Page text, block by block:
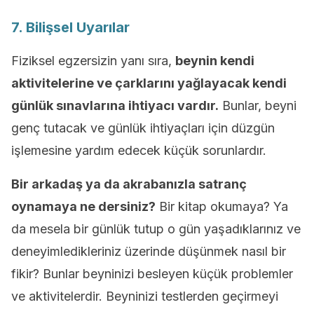
7. Bilişsel Uyarılar
Fiziksel egzersizin yanı sıra, beynin kendi
aktivitelerine ve çarklarını yağlayacak kendi
günlük sınavlarına ihtiyacı vardır. Bunlar, beyni
genç tutacak ve günlük ihtiyaçları için düzgün
işlemesine yardım edecek küçük sorunlardır.
Bir arkadaş ya da akrabanızla satranç
oynamaya ne dersiniz? Bir kitap okumaya? Ya
da mesela bir günlük tutup o gün yaşadıklarınız ve
deneyimledikleriniz üzerinde düşünmek nasıl bir
fikir? Bunlar beyninizi besleyen küçük problemler
ve aktivitelerdir. Beyninizi testlerden geçirmeyi